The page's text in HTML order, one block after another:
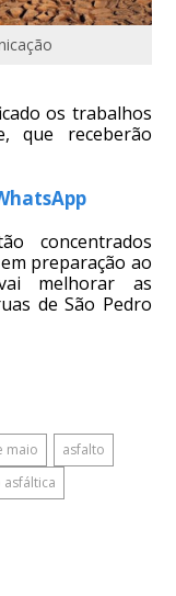
os trabalhos
que receberão
concentrados
preparação ao
melhorar as
de São Pedro
maio
asfalto